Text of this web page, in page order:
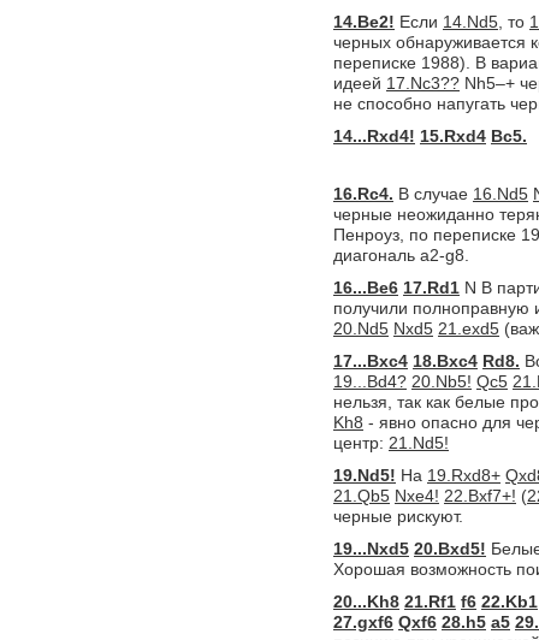
14.Be2! Если 14.Nd5, то
черных обнаруживается
переписке 1988). В
идеей 17.Nc3?? Nh5–+
не способно напугать
14...Rxd4! 15.Rxd4 Bc5.
16.Rc4. В случае 16.Nd5
черные неожиданно
Пенроуз, по переписке
диагональ a2-g8.
16...Be6 17.Rd1 N В
получили полноправную
20.Nd5 Nxd5 21.exd5
17...Bxc4 18.Bxc4 Rd8.
19...Bd4? 20.Nb5! Qc5
нельзя, так как белые
Kh8 - явно опасно для
центр: 21.Nd5!
19.Nd5! На 19.Rxd8+
21.Qb5 Nxe4! 22.Bxf7+! (
черные рискуют.
19...Nxd5 20.Bxd5!
Хорошая возможность
20...Kh8 21.Rf1 f6 22.Kb1
27.gxf6 Qxf6 28.h5 a5